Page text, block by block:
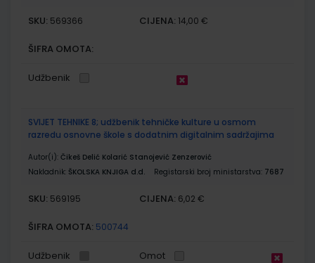
SKU: 569366 CIJENA: 14,00 €
ŠIFRA OMOTA:
Udžbenik
SVIJET TEHNIKE 8; udžbenik tehničke kulture u osmom
razredu osnovne škole s dodatnim digitalnim sadržajima
Autor(i): Čikeš Delić Kolarić Stanojević Zenzerović
Nakladnik: ŠKOLSKA KNJIGA d.d. Registarski broj ministarstva: 7687
SKU: 569195 CIJENA: 6,02 €
ŠIFRA OMOTA: 500744
Udžbenik Omot